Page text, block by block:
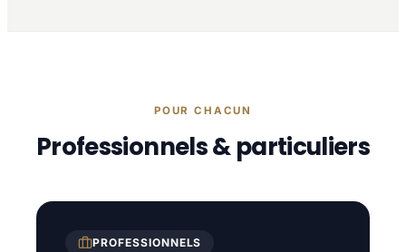
POUR CHACUN
Professionnels & particuliers
PROFESSIONNELS